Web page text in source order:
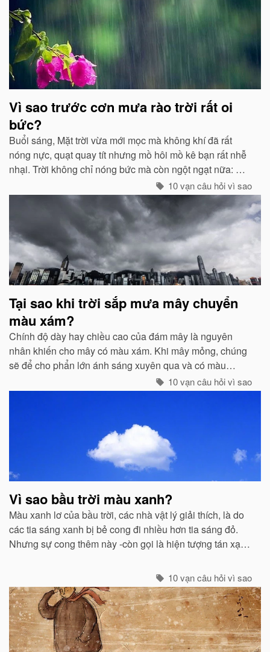
Vì sao trước cơn mưa rào trời rất oi
bức?
Buổi sáng, Mặt trời vừa mới mọc mà không khí đã rất
nóng nực, quạt quay tít nhưng mồ hôi mồ kê bạn rất nhễ
nhại. Trời không chỉ nóng bức mà còn ngột ngạt nữa: Đó
chính là dấu hiệu bắt đẩu của một cơn mưa rào...
10 vạn câu hỏi vì sao
Tại sao khi trời sắp mưa mây chuyển
màu xám?
Chính độ dày hay chiều cao của đám mây là nguyên
nhân khiến cho mây có màu xám. Khi mây mỏng, chúng
sẽ để cho phẩn lớn ánh sáng xuyên qua và có màu
10 vạn câu hỏi vì sao
Vì sao bầu trời màu xanh?
Màu xanh lơ của bầu trời, các nhà vật lý giải thích, là do
các tia sáng xanh bị bẻ cong đi nhiều hơn tia sáng đỏ.
Nhưng sự cong thêm này -còn gọi là hiện tượng tán xạ -
10 vạn câu hỏi vì sao